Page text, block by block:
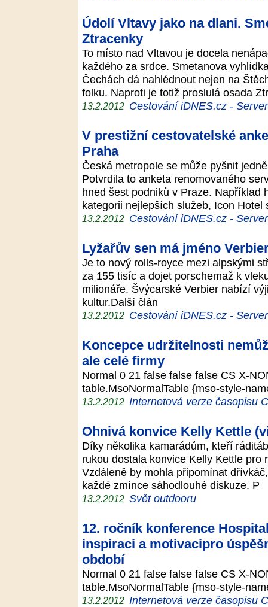
Údolí Vltavy jako na dlani.
Ztracenky
To místo nad Vltavou je docela
každého za srdce. Smetanova
Čechách dá nahlédnout nejen na
folku. Naproti je totiž proslulá osada
13.2.2012 Cestování iDNES.cz -
V prestižní cestovatelské
Praha
Česká metropole se může pyšnit
Potvrdila to anketa renomovaného
hned šest podniků v Praze. Například
kategorii nejlepších služeb, Icon
13.2.2012 Cestování iDNES.cz -
Lyžařův sen má jméno
Je to nový rolls-royce mezi alpskými
za 155 tisíc a dojet porschemaž k
milionáře. Švýcarské Verbier nabízí
kultur.Další člán
13.2.2012 Cestování iDNES.cz -
Koncepce udržitelnosti
ale celé firmy
Normal 0 21 false false false CS X-
table.MsoNormalTable {mso-style-
13.2.2012 Internetová verze časopisu
Ohnivá konvice Kelly Kettle
Díky několika kamarádům, kteří
rukou dostala konvice Kelly Kettle
Vzdáleně by mohla připomínat
každé zmínce sáhodlouhé diskuze. P
13.2.2012 Svět outdooru
12. ročník konference
inspiraci a motivacipro
období
Normal 0 21 false false false CS X-
table.MsoNormalTable {mso-style-
13.2.2012 Internetová verze časopisu